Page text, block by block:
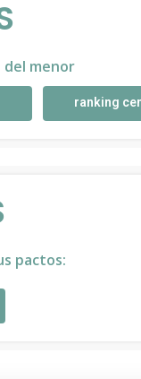
del menor
ranking
pactos: